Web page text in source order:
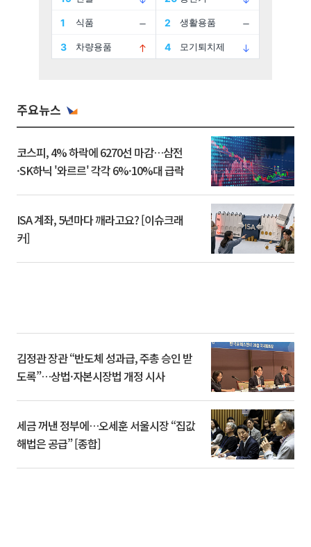
주요뉴스
코스피, 4% 하락에 6270선 마감…삼전
·SK하닉 '와르르' 각각 6%·10%대 급락
ISA 계좌, 5년마다 깨라고요? [이슈크래
커]
김정관 장관 “반도체 성과급, 주총 승인 받
도록”…상법·자본시장법 개정 시사
세금 꺼낸 정부에…오세훈 서울시장 “집값
해법은 공급” [종합]